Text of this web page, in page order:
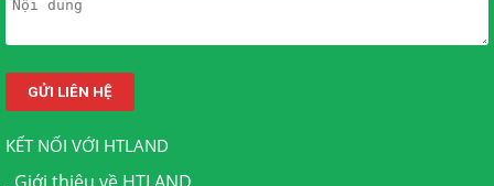
KẾT NỐI VỚI HTLAND